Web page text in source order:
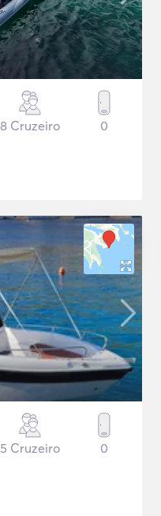
8 Cruzeiro 0
5 Cruzeiro 0